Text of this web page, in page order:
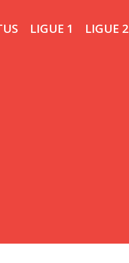
LIGUE 1 LIGUE 2